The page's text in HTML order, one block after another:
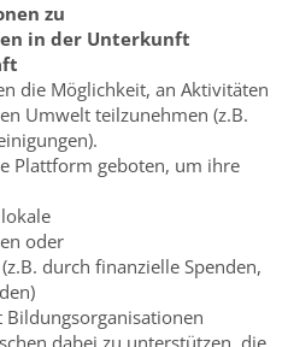
zu
in der Unterkunft
die Möglichkeit, an Aktivitäten
Umwelt teilzunehmen (z.B.
Plattform geboten, um ihre
oder
durch finanzielle Spenden,
dabei zu unterstützen, die